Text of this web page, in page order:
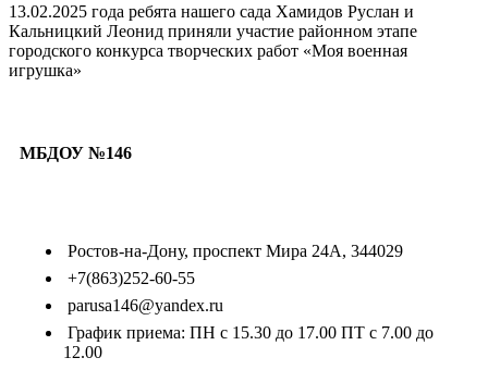
13.02.2025 года ребята нашего сада Хамидов Руслан и
Кальницкий Леонид приняли участие районном этапе
городского конкурса творческих работ «Моя военная
игрушка»
МБДОУ №146
Ростов-на-Дону, проспект Мира 24А, 344029
+7(863)252-60-55
parusa146@yandex.ru
График приема: ПН с 15.30 до 17.00 ПТ с 7.00 до
12.00